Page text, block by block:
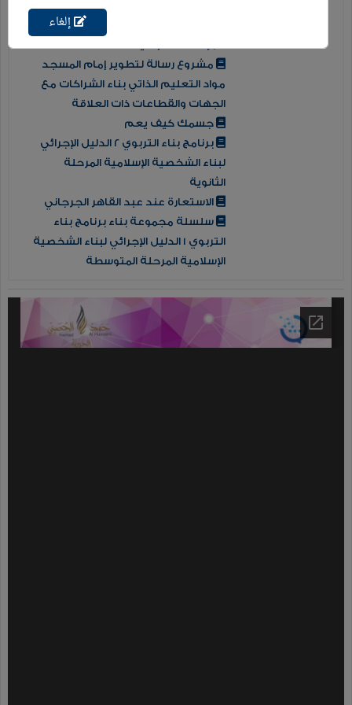
أوراق العمل للملتقى الثاني
للمؤسسات الوسيطة
مشروع رسالة لتطوير إمام المسجد
مواد التعليم الذاتي بناء الشراكات مع
الجهات والقطاعات ذات العلاقة
جسمك كيف يعم
برنامج بناء التربوي 2 الدليل الإجرائي
لبناء الشخصية الإسلامية المرحلة
الثانوية
الاستعارة عند عبد القاهر الجرجاني
سلسلة مجموعة بناء برنامج بناء
التربوي 1 الدليل الإجرائي لبناء الشخصية
الإسلامية المرحلة المتوسطة
إلغاء